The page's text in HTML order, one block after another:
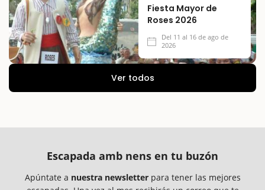
Fiesta Mayor de
Roses 2026
Del 11 al 16 de ago de
2026
Ver todos
Escapada amb nens en tu buzón
Apúntate a nuestra newsletterpara tener las mejores